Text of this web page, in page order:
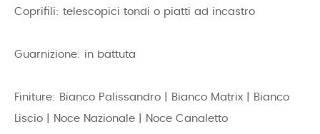
Coprifili: telescopici tondi o piatti ad incastro
Guarnizione: in battuta
Finiture: Bianco Palissandro | Bianco Matrix | Bianco
Liscio | Noce Nazionale | Noce Canaletto